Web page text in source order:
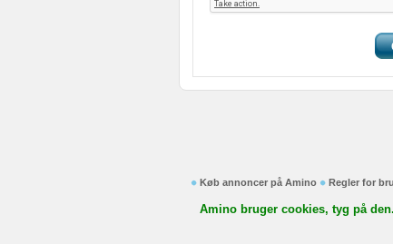
Køb annoncer på Amino Regler for
Amino bruger cookies, tyg på